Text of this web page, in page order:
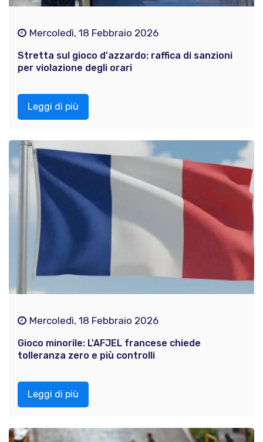
Mercoledì, 18 Febbraio 2026
Stretta sul gioco d'azzardo: raffica di sanzioni
per violazione degli orari
Leggi di più
Mercoledì, 18 Febbraio 2026
Gioco minorile: L'AFJEL francese chiede
tolleranza zero e più controlli
Leggi di più